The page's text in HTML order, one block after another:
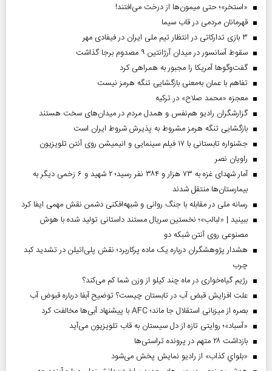
«استخر»‌‌؛ حتی میمون‌ها از درخت می‌افتند!
قهرمانان مردمی در قاب سیما
۳ بازی تدارکاتی در انتظار تیم ملی ایران در فیفادی مهر
سقوط آسانسور در میدان آرژانتین ۹ مصدوم برجا گذاشت
گفت‌وگوها آمریکا را مجبور به همراهی کرد
تفاهم با عمان به‌معنی بازگشایی تنگه هرمز نیست
معجزه «محمد صلاح» در ترکیه
گزارشگران رادیو هم‌نفس و همدل مردم در میدان‌های سخت هستند
بازگشایی تنگه هرمز مشروط به پذیرش شروط ایران است
جشنواره تابستانی با ۱۷ فیلم سینمایی و انیمیشن روی آنتن تلویزیون
راویان نصر
آمار شهدای غزه به ۷۳ هزار و ۳۸۴ نفر رسید؛ ۲ شهید و ۶ زخمی دیگر به
بیمارستان‌ها منتقل شدند
رسانه ملی در مقابله با جنگ روانی و شبهه‌افکنی دشمن نقش مهمی ایفا کرد
ببینید | «لبالب»؛ نخستین سریال مستند داستانی تولید شده با هوش
مصنوعی روی آنتن شبکه دو
هشدار پژوهشگران درباره یک ماده پرکاربرد؛ نقش پلی‌اتیلن در تشدید کبد
چرب
رژیم گیاه‌خواری در ماه چند کیلو از وزن شما کم می‌کند؟
علت افزایش قبض آب در تابستان چیست؟ توضیح آبفا درباره قبوض آب
بصره از میزبانی استقلال جا ماند؛ AFC با پیشنهاد آبی‌ها مخالفت کرد
«آسباد»؛ روایتی تازه از دل سیستان به قاب تلویزیون می‌آید
بازداشت ۲۸ متهم در پرونده تراستی‌ها
«بلواي کذاب» از رادیو نمایش پخش می‌شود